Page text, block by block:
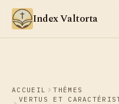
Aller au contenu
Index Valtorta
ACCUEIL
THÈMES
VERTUS ET